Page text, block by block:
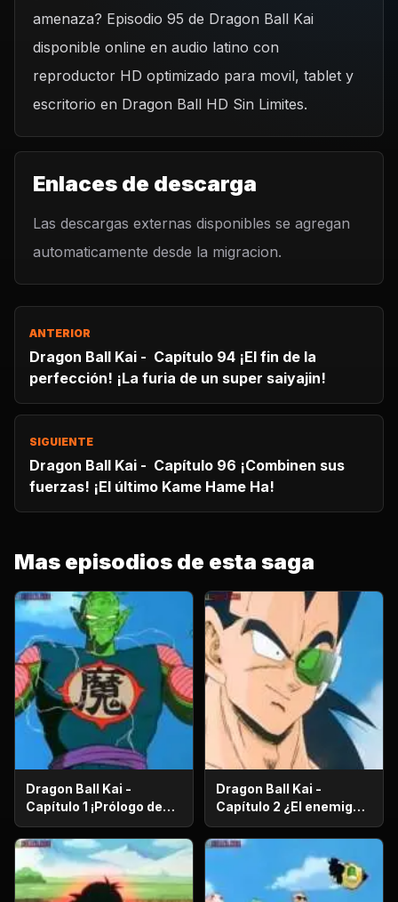
amenaza? Episodio 95 de Dragon Ball Kai
disponible online en audio latino con
reproductor HD optimizado para movil, tablet y
escritorio en Dragon Ball HD Sin Limites.
Enlaces de descarga
Las descargas externas disponibles se agregan
automaticamente desde la migracion.
ANTERIOR
Dragon Ball Kai - Capítulo 94 ¡El fin de la
perfección! ¡La furia de un super saiyajin!
SIGUIENTE
Dragon Ball Kai - Capítulo 96 ¡Combinen sus
fuerzas! ¡El último Kame Hame Ha!
Mas episodios de esta saga
Dragon Ball Kai -
Capítulo 1 ¡Prólogo de
batalla! ¡El regreso de
Gokú!
Dragon Ball Kai -
Capítulo 2 ¿El enemigo
es el hermano mayor de
Gokú? ¡El secreto de los
poderosos guerreros